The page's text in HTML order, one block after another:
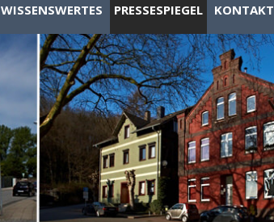
WISSENSWERTES PRESSESPIEGEL KONTAKT